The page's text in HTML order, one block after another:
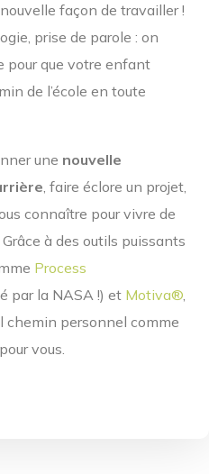
façon de travailler !
prise de parole : on
pour que votre enfant
de l’école en toute
une nouvelle
, faire éclore un projet,
connaître pour vivre de
à des outils puissants
Process
par la NASA !) et Motiva®,
chemin personnel comme
vous.